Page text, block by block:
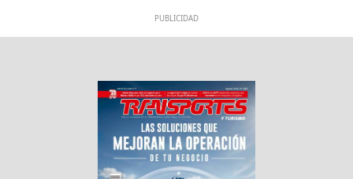
PUBLICIDAD